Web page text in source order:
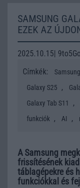
SAMSUNG
EZEK AZ
2025.10.15|
Címkék:
Samsung
Galaxy S25 ,
Galaxy Tab S11 ,
funkciók , AI ,
A Samsung
frissítésének
táblagépekre és
funkciókkal és